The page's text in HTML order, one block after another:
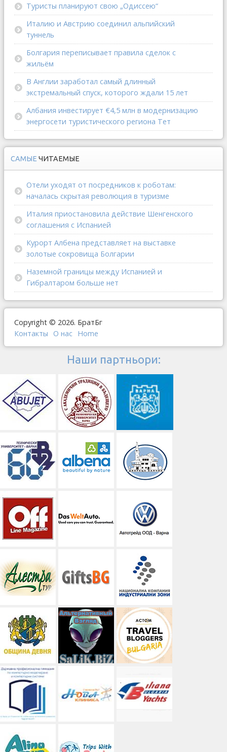
Туристы планируют свою „Одиссею“
Италию и Австрию соединил альпийский
туннель
Болгария переписывает правила сделок с
жильём
В Англии заработал самый длинный
экстремальный спуск, которого ждали 15 лет
Албания инвестирует €4,5 млн в модернизацию
энергосети туристического региона Тет
САМЫЕ ЧИТАЕМЫЕ
Отели уходят от посредников к роботам:
началась скрытая революция в туризме
Италия приостановила действие Шенгенского
соглашения с Испанией
Курорт Албена представляет на выставке
золотые сокровища Болгарии
Наземной границы между Испанией и
Гибралтаром больше нет
Copyright © 2026. БратБг
Контакты
О наc Home
Наши партньори: